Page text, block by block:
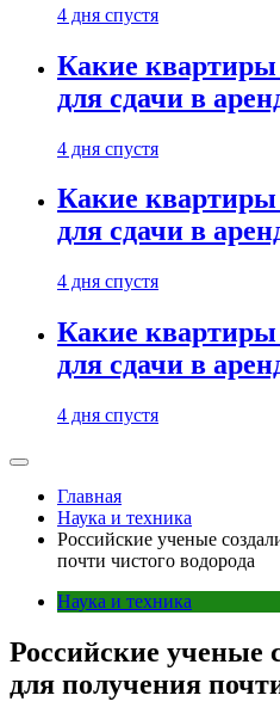
4 дня спустя
Какие квартиры
для сдачи в
4 дня спустя
Какие квартиры
для сдачи в
4 дня спустя
Какие квартиры
для сдачи в
4 дня спустя
Главная
Наука и техника
Российские ученые
почти чистого водорода
Наука и техника
Российские ученые
для получения